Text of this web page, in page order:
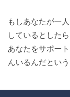
もしあなたが一
しているとしたら
あなたをサポー
んいるんだとい